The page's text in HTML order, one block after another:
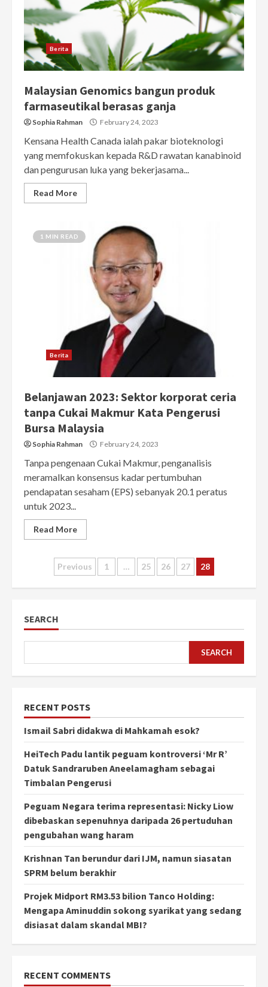
Berita
Malaysian Genomics bangun produk
farmaseutikal berasas ganja
Sophia Rahman February 24, 2023
Kensana Health Canada ialah pakar bioteknologi
yang memfokuskan kepada R&D rawatan kanabinoid
dan pengurusan luka yang bekerjasama...
Read More
1 MIN READ
Berita
Belanjawan 2023: Sektor korporat ceria
tanpa Cukai Makmur Kata Pengerusi
Bursa Malaysia
Sophia Rahman February 24, 2023
Tanpa pengenaan Cukai Makmur, penganalisis
meramalkan konsensus kadar pertumbuhan
pendapatan sesaham (EPS) sebanyak 20.1 peratus
untuk 2023...
Read More
Posts
pagination
Previous 1 … 25 26 27 28
SEARCH
SEARCH
RECENT POSTS
Ismail Sabri didakwa di Mahkamah esok?
HeiTech Padu lantik peguam kontroversi ‘Mr R’
Datuk Sandraruben Aneelamagham sebagai
Timbalan Pengerusi
Peguam Negara terima representasi: Nicky Liow
dibebaskan sepenuhnya daripada 26 pertuduhan
pengubahan wang haram
Krishnan Tan berundur dari IJM, namun siasatan
SPRM belum berakhir
Projek Midport RM3.53 bilion Tanco Holding:
Mengapa Aminuddin sokong syarikat yang sedang
disiasat dalam skandal MBI?
RECENT COMMENTS